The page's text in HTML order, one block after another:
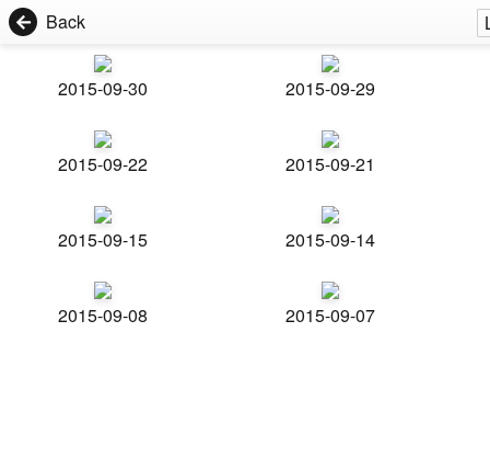
Back
2015-09-30 2015-09-29
2015-09-22 2015-09-21
2015-09-15 2015-09-14
2015-09-08 2015-09-07